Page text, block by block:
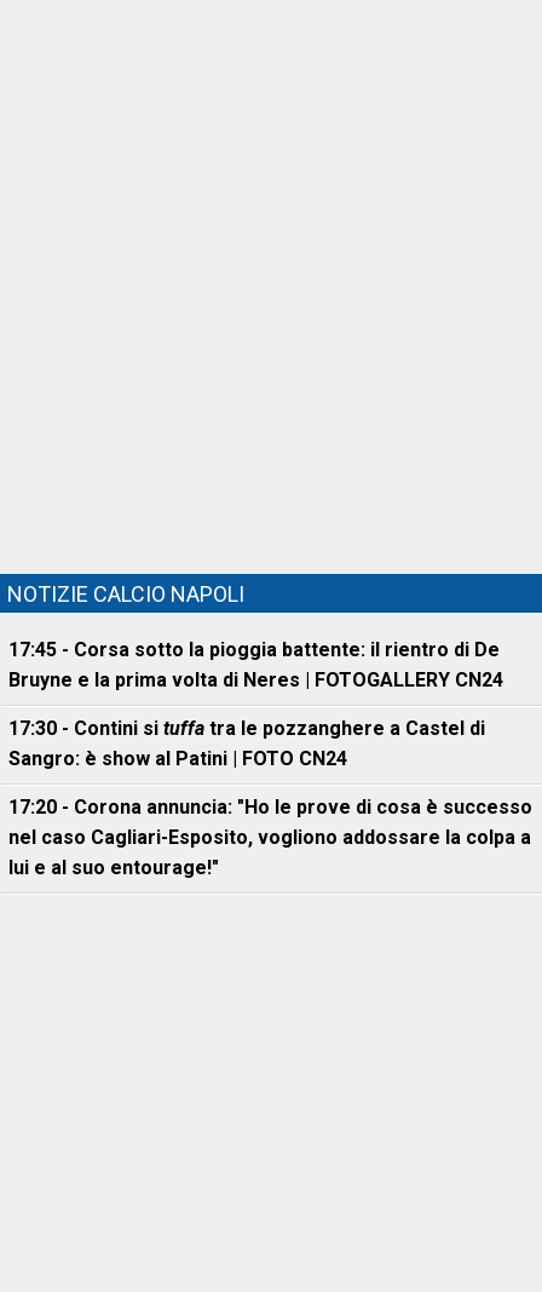
NOTIZIE CALCIO NAPOLI
17:45 - Corsa sotto la pioggia battente: il rientro di De
Bruyne e la prima volta di Neres | FOTOGALLERY CN24
17:30 - Contini si tuffa tra le pozzanghere a Castel di
Sangro: è show al Patini | FOTO CN24
17:20 - Corona annuncia: "Ho le prove di cosa è successo
nel caso Cagliari-Esposito, vogliono addossare la colpa a
lui e al suo entourage!"